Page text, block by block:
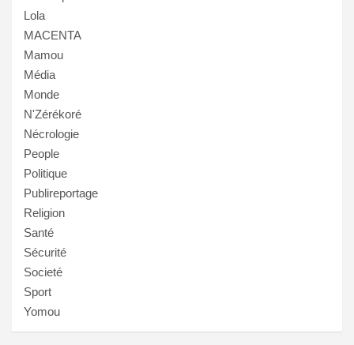
Lola
MACENTA
Mamou
Média
Monde
N'Zérékoré
Nécrologie
People
Politique
Publireportage
Religion
Santé
Sécurité
Societé
Sport
Yomou